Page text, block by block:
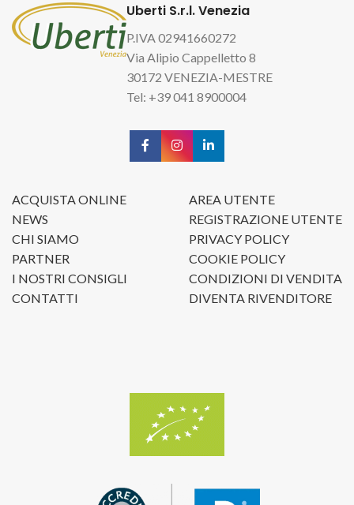
Uberti S.r.l. Venezia
P.IVA 02941660272
Via Alipio Cappelletto 8
30172 VENEZIA-MESTRE
Tel: +39 041 8900004
ACQUISTA ONLINE
NEWS
CHI SIAMO
PARTNER
I NOSTRI CONSIGLI
CONTATTI
AREA UTENTE
REGISTRAZIONE UTENTE
PRIVACY POLICY
COOKIE POLICY
CONDIZIONI DI VENDITA
DIVENTA RIVENDITORE